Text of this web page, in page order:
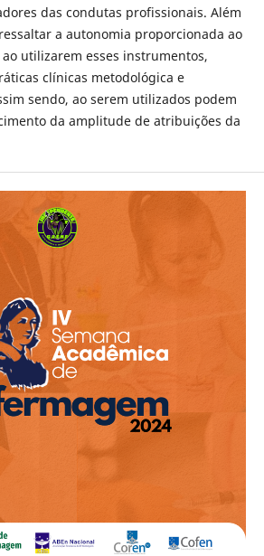
das condutas profissionais. Além
a autonomia proporcionada ao
utilizarem esses instrumentos,
clínicas metodológica e
sendo, ao serem utilizados podem
da amplitude de atribuições da